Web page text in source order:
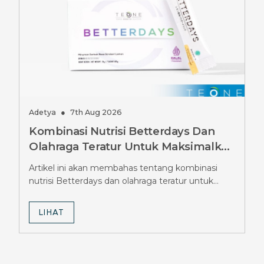
Adetya ● 7th Aug 2026
Kombinasi Nutrisi Betterdays Dan
Olahraga Teratur Untuk Maksimalkan
Hasil Diet Ozempic, Wajib Tahu
Strateginya
Artikel ini akan membahas tentang kombinasi
nutrisi Betterdays dan olahraga teratur untuk
LIHAT